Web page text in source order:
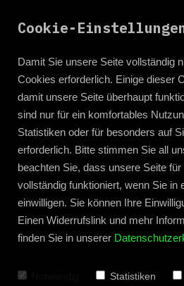
Zum Blog
Cookie-
Damit Sie unsere Seite vollständig
Cookies erforderlich. Einige dieser
damit unsere Seite überhaupt
sind nur für ein komfortables
Statistiken oder für besonders auf
erforderlich. Bitte stimmen Sie all
beachten Sie, dass unsere Seite
vollständig funktioniert, wenn Sie in
einwilligen. Sie können Ihre
Einen Widerrufslink und mehr
finden Sie in unserer
Statistiken